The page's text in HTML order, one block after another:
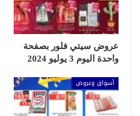
عروض سيتي فلور بصفحة
واحدة اليوم 3 يوليو 2024
أسواق وعروض